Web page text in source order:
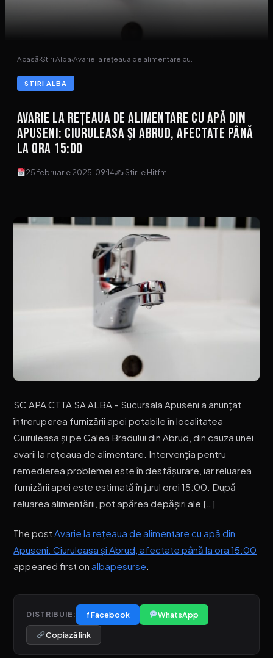
Acasă›Stiri Alba›Avarie la rețeaua de alimentare cu…
STIRI ALBA
Avarie la rețeaua de alimentare cu apă din
Apuseni: Ciuruleasa și Abrud, afectate până
la ora 15:00
25 februarie 2025, 09:14✍ Stirile Hitfm
SC APA CTTA SA ALBA – Sucursala Apuseni a anunțat
întreruperea furnizării apei potabile în localitatea
Ciuruleasa și pe Calea Bradului din Abrud, din cauza unei
avarii la rețeaua de alimentare. Intervenția pentru
remedierea problemei este în desfășurare, iar reluarea
furnizării apei este estimată în jurul orei 15:00. După
reluarea alimentării, pot apărea depășiri ale […]
The post Avarie la rețeaua de alimentare cu apă din
Apuseni: Ciuruleasa și Abrud, afectate până la ora 15:00
appeared first onalbapesurse
DISTRIBUIE: f Facebook WhatsApp
Copiază link